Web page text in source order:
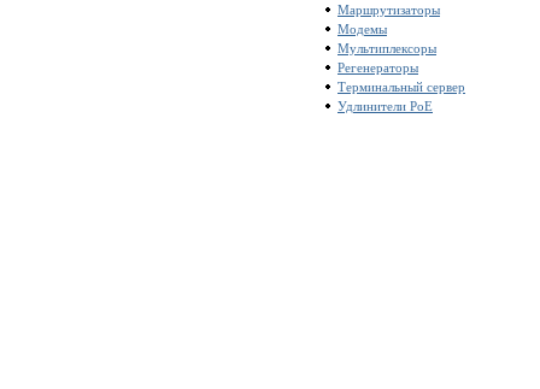
Маршрутизаторы
Модемы
Мультиплексоры
Регенераторы
Терминальный сервер
Удлинители PoE